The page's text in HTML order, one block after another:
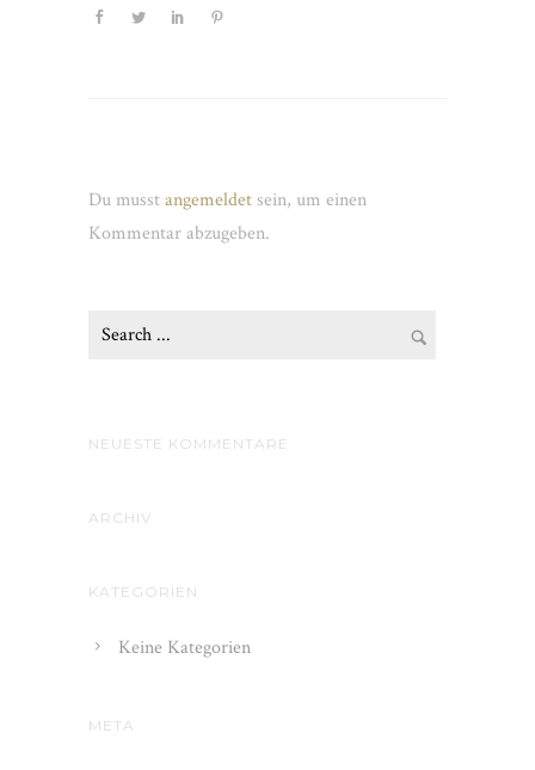
Du musstangemeldet sein, um einen
Kommentar abzugeben.
NEUESTE KOMMENTARE
ARCHIV
KATEGORIEN
Keine Kategorien
META